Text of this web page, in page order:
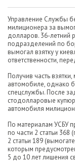
Управление Службы
милиционера за
долларов. 36-летний
подразделений по
вымогал взятку у
ответственности,
Получив часть
автомобиле, однако
спецслужбы. После
стодолларовые
автомобиля
По материалам УСБУ
по части 2 статьи
2 статьи 189
которым
5 до 10 лет лишения